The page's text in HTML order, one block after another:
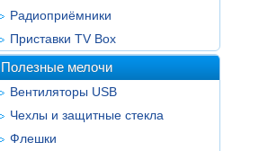
Радиоприёмники
Приставки TV Box
Полезные мелочи
Вентиляторы USB
Чехлы и защитные стекла
Флешки